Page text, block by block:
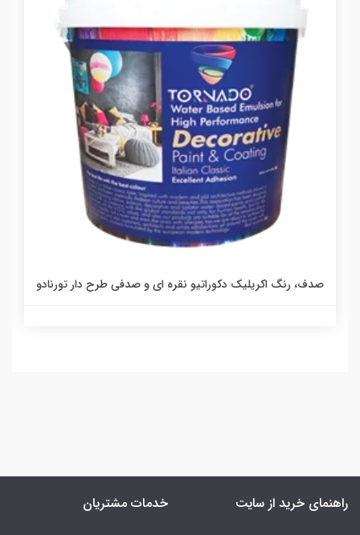
صدف، رنگ اکریلیک دکوراتیو نقره ای و صدفی طرح دار تورنادو
راهنمای خرید از سایت خدمات مشتریان